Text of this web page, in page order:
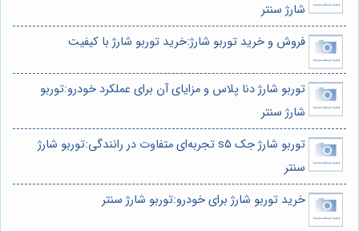
شارژ سنتر
فروش و خرید توربو شارژ:خرید توربو شارژ با کیفیت
توربو شارژ دنا پلاس و مزایای آن برای عملکرد خودرو:توربو
شارژ سنتر
توربو شارژ جک s5 تجربه‌ای متفاوت در رانندگی:توربو شارژ
سنتر
خرید توربو شارژ برای خودرو:توربو شارژ سنتر